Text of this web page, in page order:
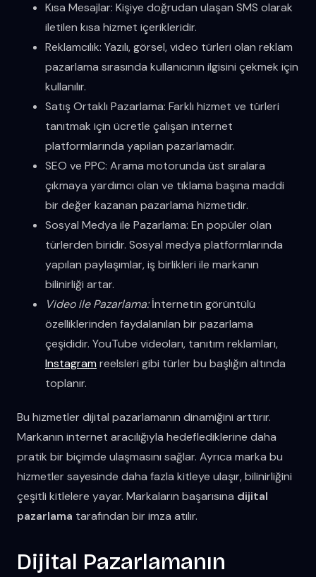
Kısa Mesajlar: Kişiye doğrudan ulaşan SMS olarak
iletilen kısa hizmet içerikleridir.
Reklamcılık: Yazılı, görsel, video türleri olan reklam
pazarlama sırasında kullanıcının ilgisini çekmek için
kullanılır.
Satış Ortaklı Pazarlama: Farklı hizmet ve türleri
tanıtmak için ücretle çalışan internet
platformlarında yapılan pazarlamadır.
SEO ve PPC: Arama motorunda üst sıralara
çıkmaya yardımcı olan ve tıklama başına maddi
bir değer kazanan pazarlama hizmetidir.
Sosyal Medya ile Pazarlama: En popüler olan
türlerden biridir. Sosyal medya platformlarında
yapılan paylaşımlar, iş birlikleri ile markanın
bilinirliği artar.
Video ile Pazarlama:İnternetin görüntülü
özelliklerinden faydalanılan bir pazarlama
çeşididir. YouTube videoları, tanıtım reklamları,
Instagram reelsleri gibi türler bu başlığın altında
toplanır.
Bu hizmetler dijital pazarlamanın dinamiğini arttırır.
Markanın internet aracılığıyla hedeflediklerine daha
pratik bir biçimde ulaşmasını sağlar. Ayrıca marka bu
hizmetler sayesinde daha fazla kitleye ulaşır, bilinirliğini
çeşitli kitlelere yayar. Markaların başarısına dijital
pazarlama tarafından bir imza atılır.
Dijital Pazarlamanın